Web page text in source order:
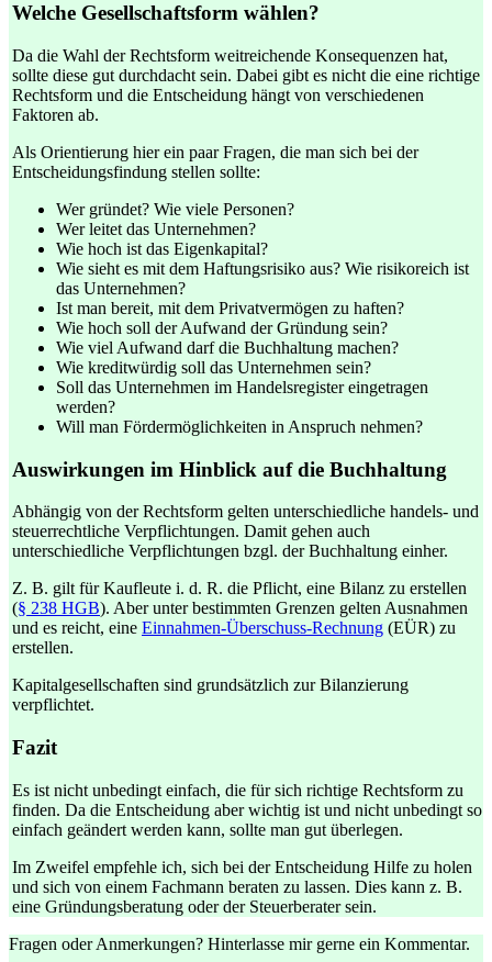
Welche Gesellschaftsform wählen?
Da die Wahl der Rechtsform weitreichende Konsequenzen hat,
sollte diese gut durchdacht sein. Dabei gibt es nicht die eine richtige
Rechtsform und die Entscheidung hängt von verschiedenen
Faktoren ab.
Als Orientierung hier ein paar Fragen, die man sich bei der
Entscheidungsfindung stellen sollte:
Wer gründet? Wie viele Personen?
Wer leitet das Unternehmen?
Wie hoch ist das Eigenkapital?
Wie sieht es mit dem Haftungsrisiko aus? Wie risikoreich ist
das Unternehmen?
Ist man bereit, mit dem Privatvermögen zu haften?
Wie hoch soll der Aufwand der Gründung sein?
Wie viel Aufwand darf die Buchhaltung machen?
Wie kreditwürdig soll das Unternehmen sein?
Soll das Unternehmen im Handelsregister eingetragen
werden?
Will man Fördermöglichkeiten in Anspruch nehmen?
Auswirkungen im Hinblick auf die Buchhaltung
Abhängig von der Rechtsform gelten unterschiedliche handels- und
steuerrechtliche Verpflichtungen. Damit gehen auch
unterschiedliche Verpflichtungen bzgl. der Buchhaltung einher.
Z. B. gilt für Kaufleute i. d. R. die Pflicht, eine Bilanz zu erstellen
(§ 238 HGB). Aber unter bestimmten Grenzen gelten Ausnahmen
und es reicht, eine Einnahmen-Überschuss-Rechnung (EÜR) zu
erstellen.
Kapitalgesellschaften sind grundsätzlich zur Bilanzierung
verpflichtet.
Fazit
Es ist nicht unbedingt einfach, die für sich richtige Rechtsform zu
finden. Da die Entscheidung aber wichtig ist und nicht unbedingt so
einfach geändert werden kann, sollte man gut überlegen.
Im Zweifel empfehle ich, sich bei der Entscheidung Hilfe zu holen
und sich von einem Fachmann beraten zu lassen. Dies kann z. B.
eine Gründungsberatung oder der Steuerberater sein.
Fragen oder Anmerkungen? Hinterlasse mir gerne ein Kommentar.